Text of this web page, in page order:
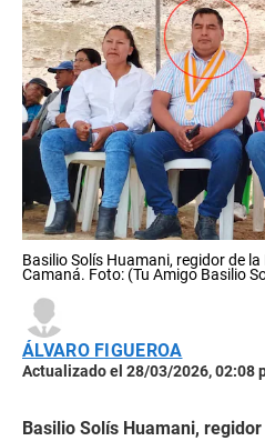
Basilio Solís Huamani, regidor de
Camaná. Foto: (Tu Amigo Basilio
ÁLVARO FIGUEROA
Actualizado el 28/03/2026, 02:08
Basilio Solís Huamani,